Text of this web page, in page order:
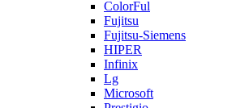
ColorFul
Fujitsu
Fujitsu-Siemens
HIPER
Infinix
Lg
Microsoft